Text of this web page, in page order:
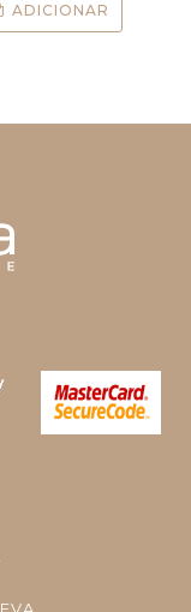
ADICIONAR